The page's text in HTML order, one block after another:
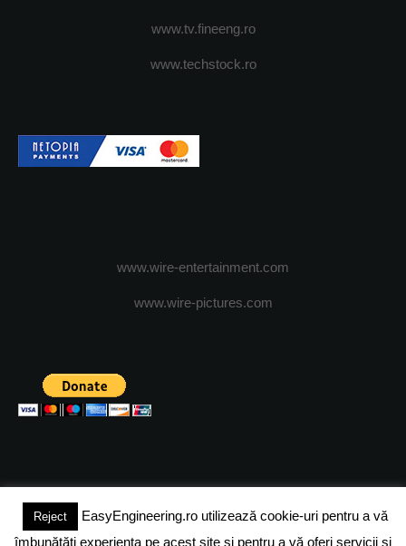
www.tv.fineeng.ro
www.techstock.ro
www.wire-entertainment.com
www.wire-pictures.com
(c) 2024 - FineEngineeringMagazine. All rights reserved.
Reject
EasyEngineering.ro utilizează cookie-uri pentru a vă
îmbunătăți experiența pe acest site și pentru a vă oferi servicii și